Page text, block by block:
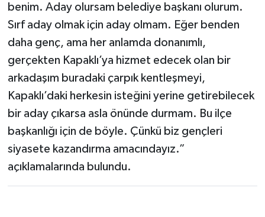
benim. Aday olursam belediye başkanı olurum.
Sırf aday olmak için aday olmam. Eğer benden
daha genç, ama her anlamda donanımlı,
gerçekten Kapaklı’ya hizmet edecek olan bir
arkadaşım buradaki çarpık kentleşmeyi,
Kapaklı’daki herkesin isteğini yerine getirebilecek
bir aday çıkarsa asla önünde durmam. Bu ilçe
başkanlığı için de böyle. Çünkü biz gençleri
siyasete kazandırma amacındayız.”
açıklamalarında bulundu.